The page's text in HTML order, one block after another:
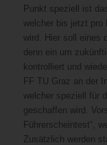
Punkt speziell ist
welcher bis jetzt pro
wird. Hier soll eines
denn ein um
kontrolliert und
FF TU Graz an der
welcher speziell für
geschaffen wird.
Führerscheintest“,
Zusätzlich werden